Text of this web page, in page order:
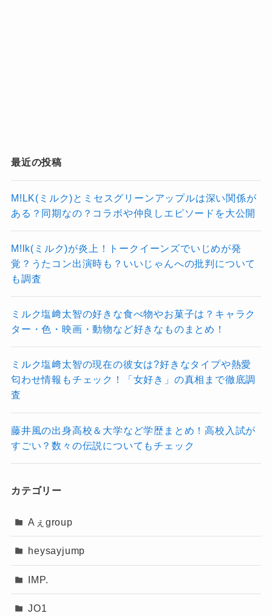
最近の投稿
M!LK(ミルク)とミセスグリーンアップルは深い関係が
ある？同期なの？コラボや仲良しエピソードを大公開
M!lk(ミルク)が炎上！トークイーンズでいじめが発
覚？うたコン出演時も？いいじゃんへの批判について
も調査
ミルク塩﨑太智の好きな食べ物やお菓子は？キャラク
ター・色・映画・動物など好きなものまとめ！
ミルク塩﨑太智の現在の彼女は?好きなタイプや熱愛
匂わせ情報もチェック！「女好き」の真相まで徹底調
査
藤井風の出身高校＆大学など学歴まとめ！高校入試が
すごい？数々の伝説についてもチェック
カテゴリー
Aぇgroup
heysayjump
IMP.
JO1